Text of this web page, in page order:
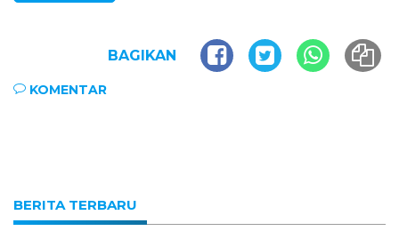
BAGIKAN
KOMENTAR
BERITA TERBARU